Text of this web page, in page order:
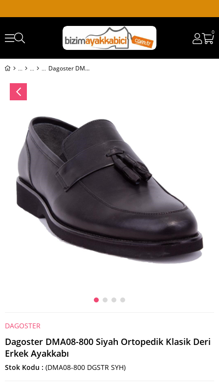
0
Dagoster DMA08-800 Siyah Ortopedik Klasik Deri Erkek Ayakkabı
DAGOSTER
Dagoster DMA08-800 Siyah Ortopedik Klasik Deri
Erkek Ayakkabı
Stok Kodu (DMA08-800 DGSTR SYH)